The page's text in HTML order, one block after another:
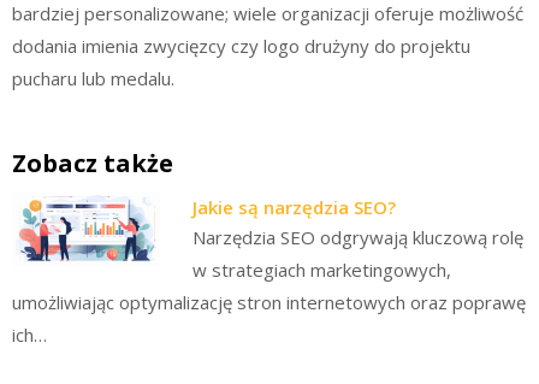
bardziej personalizowane; wiele organizacji oferuje możliwość
dodania imienia zwycięzcy czy logo drużyny do projektu
pucharu lub medalu.
Zobacz także
Jakie są narzędzia SEO?
Narzędzia SEO odgrywają kluczową rolę
w strategiach marketingowych,
umożliwiając optymalizację stron internetowych oraz poprawę
ich…